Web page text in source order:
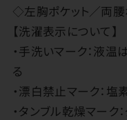
◇左胸ポケット／両腰
【洗濯表示について】
・手洗いマーク：液
る
・漂白禁止マーク：
・タンブル乾燥マーク